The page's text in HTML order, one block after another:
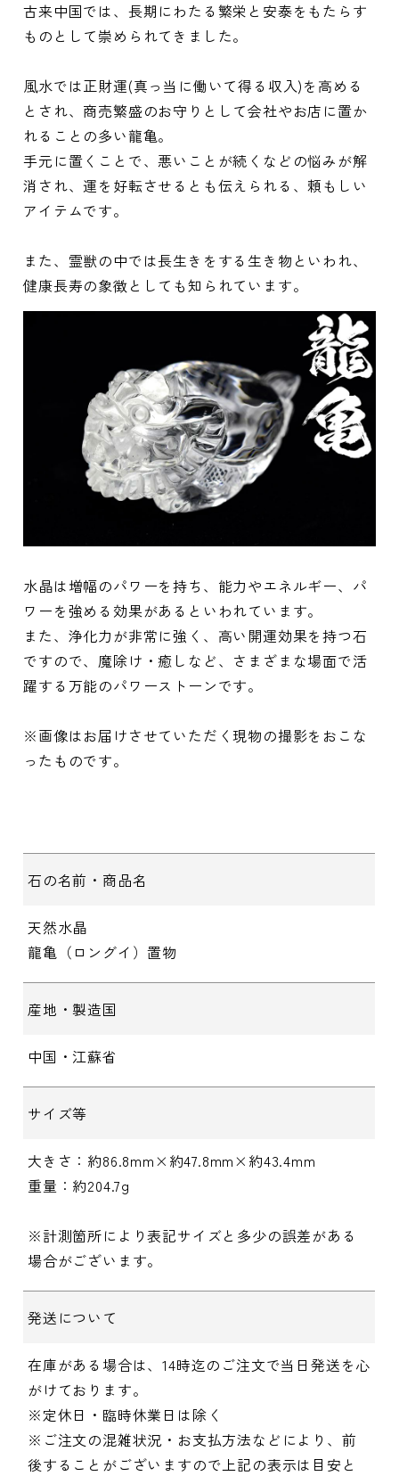
古来中国では、長期にわたる繁栄と安泰をもたらす
ものとして崇められてきました。
風水では正財運(真っ当に働いて得る収入)を高める
とされ、商売繁盛のお守りとして会社やお店に置か
れることの多い龍亀。
手元に置くことで、悪いことが続くなどの悩みが解
消され、運を好転させるとも伝えられる、頼もしい
アイテムです。
また、霊獣の中では長生きをする生き物といわれ、
健康長寿の象徴としても知られています。
水晶は増幅のパワーを持ち、能力やエネルギー、パ
ワーを強める効果があるといわれています。
また、浄化力が非常に強く、高い開運効果を持つ石
ですので、魔除け・癒しなど、さまざまな場面で活
躍する万能のパワーストーンです。
※画像はお届けさせていただく現物の撮影をおこな
ったものです。
石の名前・商品名
天然水晶
龍亀（ロングイ）置物
産地・製造国
中国・江蘇省
サイズ等
大きさ：約86.8mm×約47.8mm×約43.4mm
重量：約204.7g
※計測箇所により表記サイズと多少の誤差がある
場合がございます。
発送について
在庫がある場合は、14時迄のご注文で当日発送を心
がけております。
※定休日・臨時休業日は除く
※ご注文の混雑状況・お支払方法などにより、前
後することがございますので上記の表示は目安と